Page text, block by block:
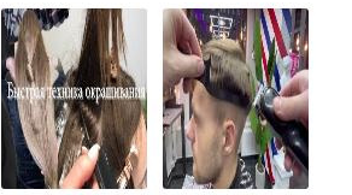
РОСТА ВОЛОС